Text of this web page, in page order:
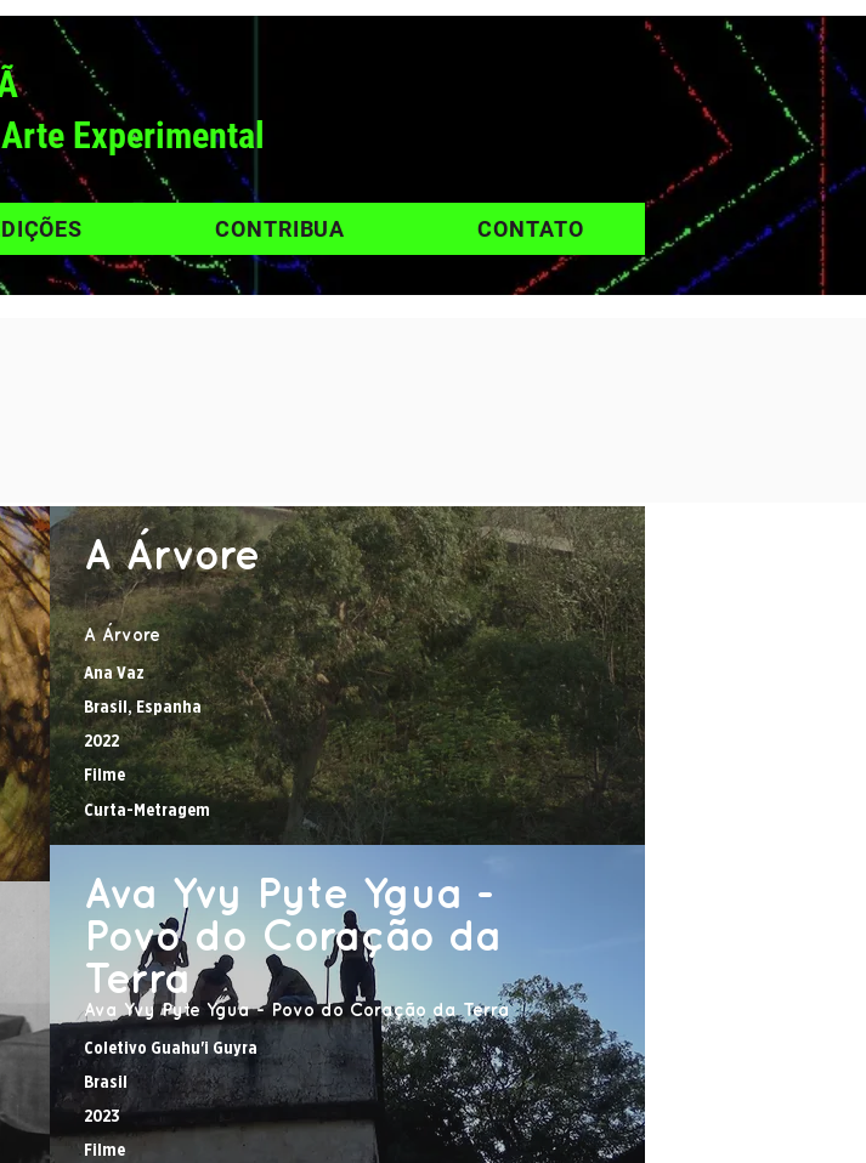
Experimental
CONTRIBUA CONTATO
A Árvore
Curta-Metragem
A Árvore
Ana Vaz
Brasil, Espanha
2022
Filme
Ava Yvy Pyte Ygua -
Povo do Coração da
Terra
Ava Yvy Pyte Ygua - Povo do Coração da Terra
Coletivo Guahu'i Guyra
Brasil
2023
Filme